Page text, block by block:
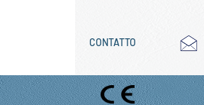
CONTATTO